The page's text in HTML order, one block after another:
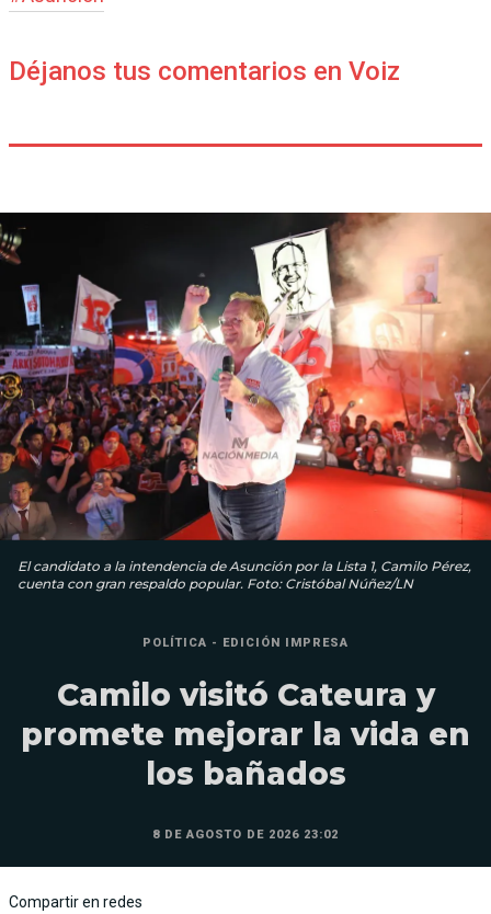
Déjanos tus comentarios en Voiz
El candidato a la intendencia de Asunción por la Lista 1, Camilo Pérez,
cuenta con gran respaldo popular. Foto: Cristóbal Núñez/LN
POLÍTICA - EDICIÓN IMPRESA
Camilo visitó Cateura y
promete mejorar la vida en
los bañados
8 DE AGOSTO DE 2026 23:02
Compartir en redes